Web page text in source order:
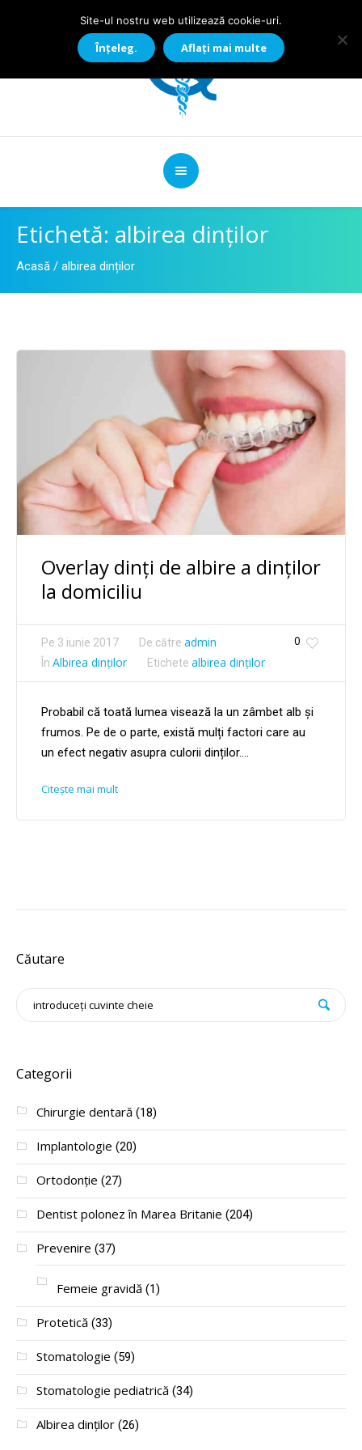
Etichetă: albirea dinților
Acasă / albirea dinților
Overlay dinți de albire a dinților
la domiciliu
0
Pe 3 iunie 2017 De către admin
În Albirea dinților Etichete albirea dinților
Probabil că toată lumea visează la un zâmbet alb și
frumos. Pe de o parte, există mulți factori care au
un efect negativ asupra culorii dinților....
Citește mai mult
Căutare
Categorii
Chirurgie dentară (18)
Implantologie (20)
Ortodonție (27)
Dentist polonez în Marea Britanie (204)
Prevenire (37)
Femeie gravidă (1)
Protetică (33)
Stomatologie (59)
Stomatologie pediatrică (34)
Albirea dinților (26)
Site-ul nostru web utilizează cookie-uri.
Înțeleg. Aflați mai multe